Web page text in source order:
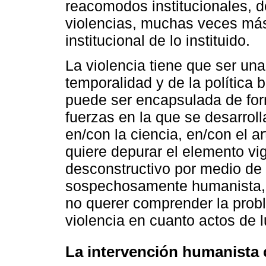
reacomodos institucionales,
violencias, muchas veces
institucional de lo instituido.
La violencia tiene que ser
temporalidad y de la política
puede ser encapsulada de
fuerzas en la que se
en/con la ciencia, en/con el
quiere depurar el elemento
desconstructivo por medio
sospechosamente
no querer comprender la
violencia en cuanto actos de
La intervención